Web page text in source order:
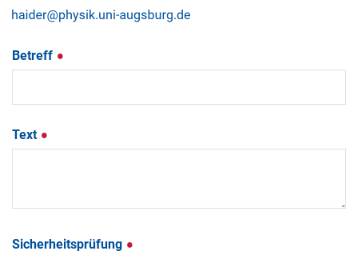
Betreff
Text
Sicherheitsprüfung